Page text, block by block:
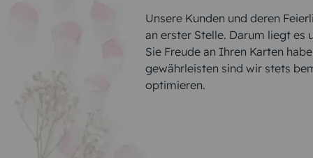
Unsere Kunden und deren
an erster Stelle. Darum liegt es
Sie Freude an Ihren Karten
gewährleisten sind wir stets
optimieren.